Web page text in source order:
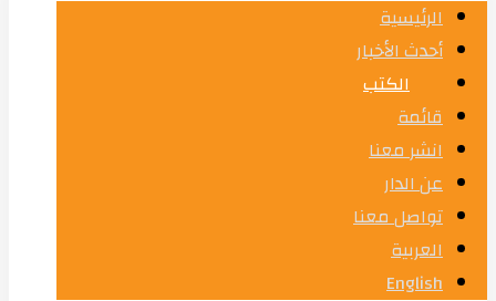
الرئيسية
أحدث الأخبار
الكتب
قائمة
انشر معنا
عن الدار
تواصل معنا
العربية
English